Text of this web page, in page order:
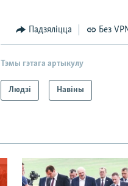
Падзяліцца Без
Тэмы гэтага артыкулу
Людзі Навіны